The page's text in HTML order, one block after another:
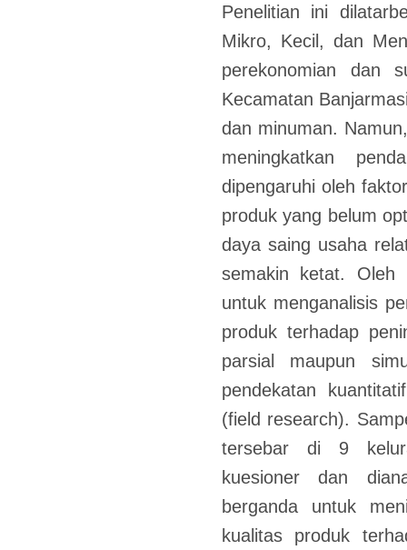
Penelitian ini
Mikro, Kecil, dan
perekonomian dan
Kecamatan
dan minuman.
meningkatkan
dipengaruhi oleh
produk yang belum
daya saing usaha
semakin ketat. Oleh
untuk menganalisis
produk terhadap
parsial maupun
pendekatan
(field research).
tersebar di 9
kuesioner dan
berganda untuk
kualitas produk